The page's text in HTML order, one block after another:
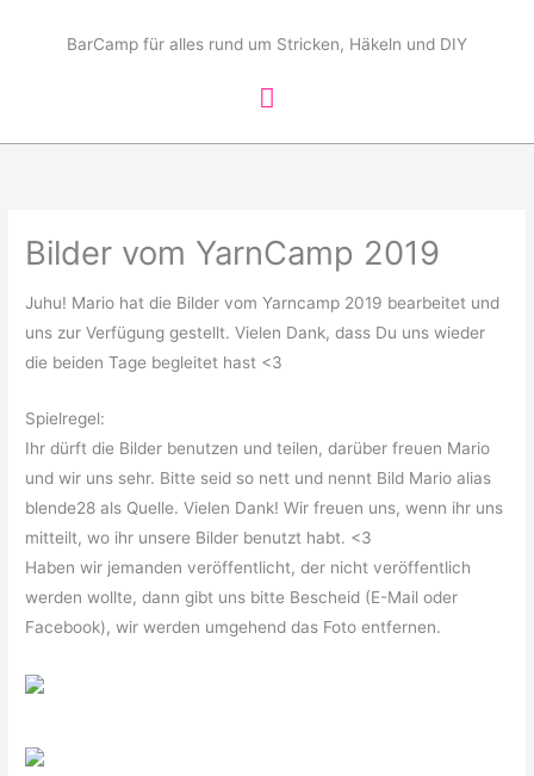
BarCamp für alles rund um Stricken, Häkeln und DIY
Hauptmenü
Bilder vom YarnCamp 2019
Juhu! Mario hat die Bilder vom Yarncamp 2019 bearbeitet und
uns zur Verfügung gestellt. Vielen Dank, dass Du uns wieder
die beiden Tage begleitet hast <3
Spielregel:
Ihr dürft die Bilder benutzen und teilen, darüber freuen Mario
und wir uns sehr. Bitte seid so nett und nennt Bild Mario alias
blende28 als Quelle. Vielen Dank! Wir freuen uns, wenn ihr uns
mitteilt, wo ihr unsere Bilder benutzt habt. <3
Haben wir jemanden veröffentlicht, der nicht veröffentlich
werden wollte, dann gibt uns bitte Bescheid (E-Mail oder
Facebook), wir werden umgehend das Foto entfernen.